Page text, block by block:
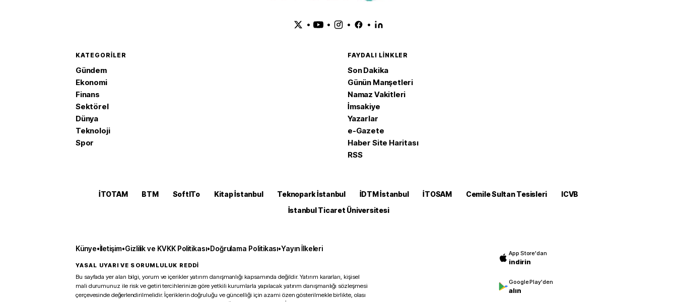
• • • •
KATEGORILER
Gündem
Ekonomi
Finans
Sektörel
Dünya
Teknoloji
Spor
FAYDALI LINKLER
Son Dakika
Günün Manşetleri
Namaz Vakitleri
İmsakiye
Yazarlar
e-Gazete
Haber Site Haritası
RSS
İTOTAM BTM SoftITo Kitap İstanbul Teknopark İstanbul İDTM İstanbul İTOSAM Cemile Sultan Tesisleri
ICVB
İstanbul Ticaret Üniversitesi
Künye•İletişim•Gizlilik ve KVKK Politikası•Doğrulama Politikası•Yayın İlkeleri
YASAL UYARI VE SORUMLULUK REDDİ
Bu sayfada yer alan bilgi, yorum ve içerikler yatırım danışmanlığı kapsamında değildir. Yatırım kararları, kişisel
mali durumunuz ile risk ve getiri tercihlerinize göre yetkili kurumlarla yapılacak yatırım danışmanlığı sözleşmesi
çerçevesinde değerlendirilmelidir. İçeriklerin doğruluğu ve güncelliği için azami özen gösterilmekle birlikte, olası
App Store'dan
indirin
Google Play'den
alın